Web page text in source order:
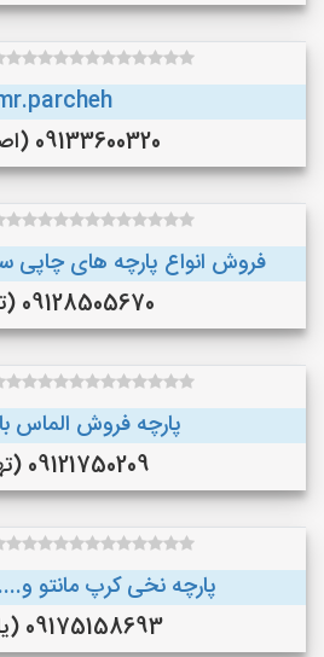
09133600320 (اصفهان)
فروش انواع پارچه های چاپی
09128505670 (تهران)
پارچه فروش الماس
09121750209 (تهران)
پارچه نخی کرپ مانتو
09175158693 (یاسوج)